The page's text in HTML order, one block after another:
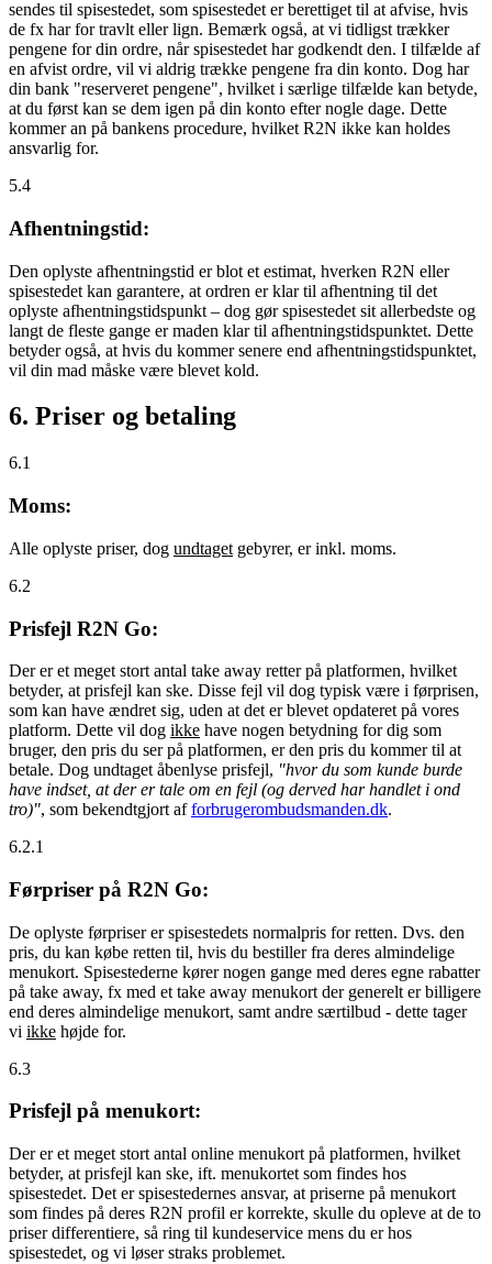
sendes til spisestedet, som spisestedet er berettiget til at afvise, hvis
de fx har for travlt eller lign. Bemærk også, at vi tidligst trækker
pengene for din ordre, når spisestedet har godkendt den. I tilfælde af
en afvist ordre, vil vi aldrig trække pengene fra din konto. Dog har
din bank "reserveret pengene", hvilket i særlige tilfælde kan betyde,
at du først kan se dem igen på din konto efter nogle dage. Dette
kommer an på bankens procedure, hvilket R2N ikke kan holdes
ansvarlig for.
5.4
Afhentningstid:
Den oplyste afhentningstid er blot et estimat, hverken R2N eller
spisestedet kan garantere, at ordren er klar til afhentning til det
oplyste afhentningstidspunkt – dog gør spisestedet sit allerbedste og
langt de fleste gange er maden klar til afhentningstidspunktet. Dette
betyder også, at hvis du kommer senere end afhentningstidspunktet,
vil din mad måske være blevet kold.
6. Priser og betaling
6.1
Moms:
Alle oplyste priser, dog undtaget gebyrer, er inkl. moms.
6.2
Prisfejl R2N Go:
Der er et meget stort antal take away retter på platformen, hvilket
betyder, at prisfejl kan ske. Disse fejl vil dog typisk være i førprisen,
som kan have ændret sig, uden at det er blevet opdateret på vores
platform. Dette vil dog ikke have nogen betydning for dig som
bruger, den pris du ser på platformen, er den pris du kommer til at
betale. Dog undtaget åbenlyse prisfejl, "hvor du som kunde burde
have indset, at der er tale om en fejl (og derved har handlet i ond
tro)", som bekendtgjort afforbrugerombudsmanden.dk.
6.2.1
Førpriser på R2N Go:
De oplyste førpriser er spisestedets normalpris for retten. Dvs. den
pris, du kan købe retten til, hvis du bestiller fra deres almindelige
menukort. Spisestederne kører nogen gange med deres egne rabatter
på take away, fx med et take away menukort der generelt er billigere
end deres almindelige menukort, samt andre særtilbud - dette tager
vi ikke højde for.
6.3
Prisfejl på menukort:
Der er et meget stort antal online menukort på platformen, hvilket
betyder, at prisfejl kan ske, ift. menukortet som findes hos
spisestedet. Det er spisestedernes ansvar, at priserne på menukort
som findes på deres R2N profil er korrekte, skulle du opleve at de to
priser differentiere, så ring til kundeservice mens du er hos
spisestedet, og vi løser straks problemet.